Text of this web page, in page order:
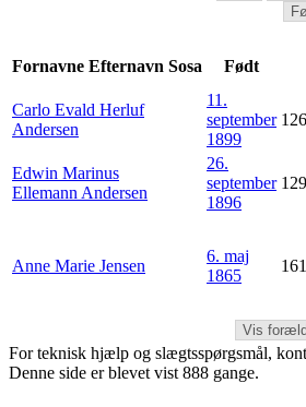
Fornavne Efternavn Sosa Født
Vis
Carlo Evald Herluf
Andersen
11.
september
1899
126
Edwin Marinus
Ellemann Andersen
26.
september
1896
129
Anne Marie Jensen
6. maj
1865
161
For teknisk hjælp og slægtsspørgsmål,
Denne side er blevet vist 888 gange.